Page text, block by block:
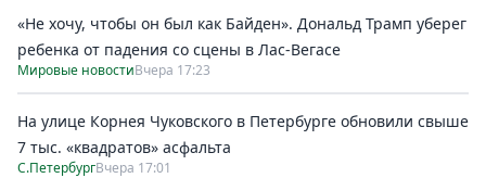
«Не хочу, чтобы он был как Байден». Дональд Трамп уберег
ребенка от падения со сцены в Лас-Вегасе
Мировые новостиВчера 17:23
На улице Корнея Чуковского в Петербурге обновили свыше
7 тыс. «квадратов» асфальта
С.ПетербургВчера 17:01